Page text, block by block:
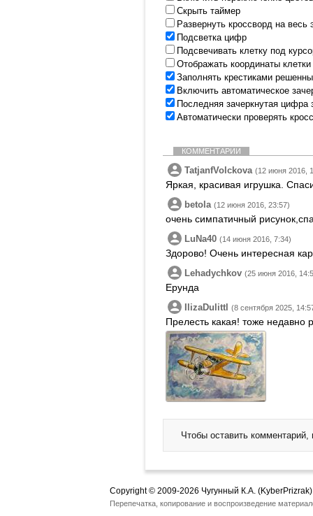
Скрыть таймер
Развернуть кроссворд на
Подсветка цифр
Подсвечивать клетку под
Отображать координаты
Заполнять крестиками
Включить автоматическое
Последняя зачеркнутая цифра
Автоматически проверять
КОММЕНТАРИИ
TatjanfVolckova (12 июня 2016,
Яркая, красивая игрушка.
betola (12 июня 2016, 23:57)
очень симпатичный
LuNa40 (14 июня 2016, 7:34)
Здорово! Очень интересная
Lehadychkov (25 июня 2016,
Ерунда
IlizaDulittl (8 сентября 2025,
Прелесть какая! тоже недавно
Чтобы оставить
Copyright © 2009-2026 Чугунный К.А. (KyberPrizrak)
Перепечатка, копирование и воспроизведение